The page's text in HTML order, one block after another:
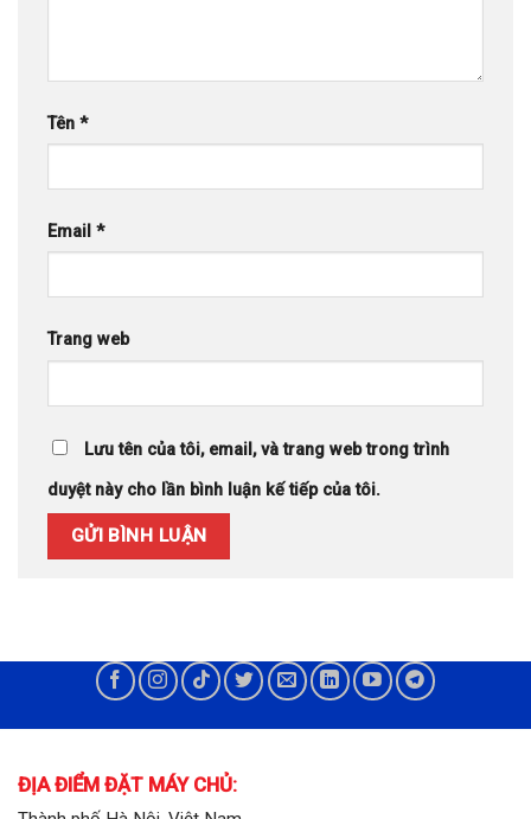
Tên *
Email *
Trang web
Lưu tên của tôi, email, và trang web trong trình
duyệt này cho lần bình luận kế tiếp của tôi.
ĐỊA ĐIỂM ĐẶT MÁY CHỦ: